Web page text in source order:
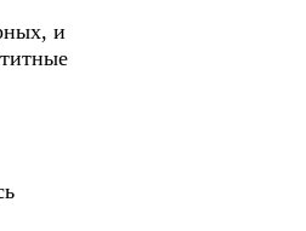
и